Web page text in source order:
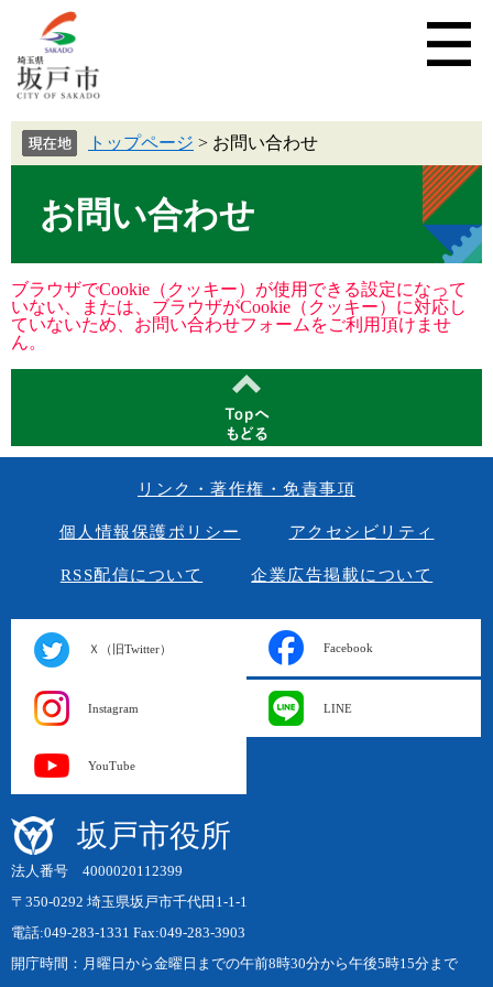
トップページ > お問い合わせ
お問い合わせ
ブラウザでCookie（クッキー）が使用できる設定になって
いない、または、ブラウザがCookie（クッキー）に対応し
ていないため、お問い合わせフォームをご利用頂けませ
ん。
リンク・著作権・免責事項
個人情報保護ポリシー アクセシビリティ
RSS配信について 企業広告掲載について
Ｘ（旧Twitter） Facebook
Instagram LINE
YouTube
坂戸市役所
法人番号 4000020112399
〒350-0292 埼玉県坂戸市千代田1-1-1
電話:049-283-1331 Fax:049-283-3903
開庁時間：月曜日から金曜日までの午前8時30分から午後5時15分まで